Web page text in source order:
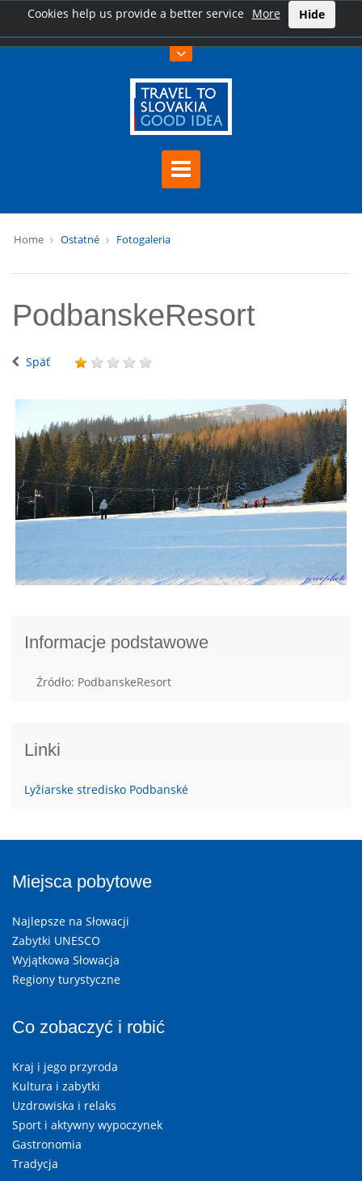
Cookies help us provide a better service More Hide
Home Ostatné Fotogaleria
PodbanskeResort
Späť
Informacje podstawowe
Źródło: PodbanskeResort
Linki
Lyžiarske stredisko Podbanské
Miejsca pobytowe
Najlepsze na Słowacji
Zabytki UNESCO
Wyjątkowa Słowacja
Regiony turystyczne
Co zobaczyć i robić
Kraj i jego przyroda
Kultura i zabytki
Uzdrowiska i relaks
Sport i aktywny wypoczynek
Gastronomia
Tradycja